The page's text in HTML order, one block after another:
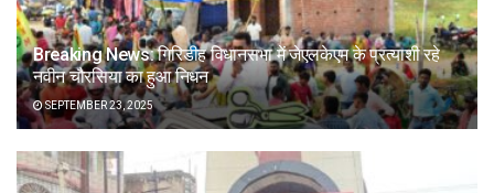
Breaking News: गिरिडीह विधानसभा में जेएलकेएम के प्रत्याशी रहे
नवीन चौरसिया का हुआ निधन
SEPTEMBER 23, 2025